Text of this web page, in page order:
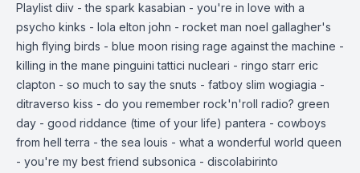
Playlist diiv - the spark kasabian - you're in love with a
psycho kinks - lola elton john - rocket man noel gallagher's
high flying birds - blue moon rising rage against the machine -
killing in the mane pinguini tattici nucleari - ringo starr eric
clapton - so much to say the snuts - fatboy slim wogiagia -
ditraverso kiss - do you remember rock'n'roll radio? green
day - good riddance (time of your life) pantera - cowboys
from hell terra - the sea louis - what a wonderful world queen
- you're my best friend subsonica - discolabirinto